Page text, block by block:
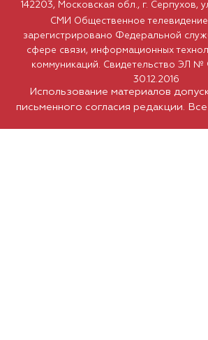
Использование материалов
письменного согласия редакции.
142203, Московская обл., г. Серпухов,
СМИ Общественное
зарегистрировано Федеральной
сфере связи, информационных
коммуникаций. Свидетельство ЭЛ
30.12.2016